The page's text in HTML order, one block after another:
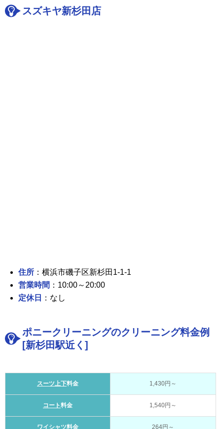
スズキヤ新杉田店
住所 ：横浜市磯子区新杉田1-1-1
営業時間 ：10:00～20:00
定休日
：なし
ポニークリーニングのクリーニング料金例
[新杉田駅近く]
スーツ上下料金 1,430円～
コート料金 1,540円～
ワイシャツ料金 264円～